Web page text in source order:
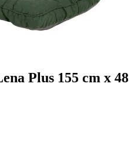
Plus 155 cm x 48